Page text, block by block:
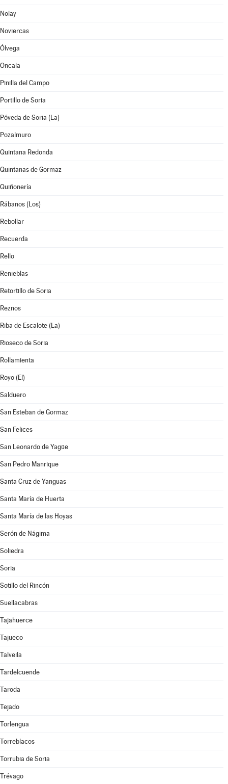
Nolay
Noviercas
Ólvega
Oncala
Pinilla del Campo
Portillo de Soria
Póveda de Soria (La)
Pozalmuro
Quintana Redonda
Quintanas de Gormaz
Quiñonería
Rábanos (Los)
Rebollar
Recuerda
Rello
Renieblas
Retortillo de Soria
Reznos
Riba de Escalote (La)
Rioseco de Soria
Rollamienta
Royo (El)
Salduero
San Esteban de Gormaz
San Felices
San Leonardo de Yagüe
San Pedro Manrique
Santa Cruz de Yanguas
Santa María de Huerta
Santa María de las Hoyas
Serón de Nágima
Soliedra
Soria
Sotillo del Rincón
Suellacabras
Tajahuerce
Tajueco
Talveila
Tardelcuende
Taroda
Tejado
Torlengua
Torreblacos
Torrubia de Soria
Trévago